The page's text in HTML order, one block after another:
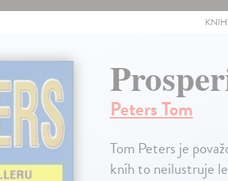
Peters Tom
Tom Peters je
kníh to neilustruje